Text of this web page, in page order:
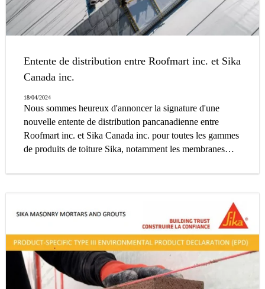
Entente de distribution entre Roofmart inc. et Sika
Canada inc.
18/04/2024
Nous sommes heureux d'annoncer la signature d'une
nouvelle entente de distribution pancanadienne entre
Roofmart inc. et Sika Canada inc. pour toutes les gammes
de produits de toiture Sika, notamment les membranes
membranes d'application liquide Sikalastic® et les